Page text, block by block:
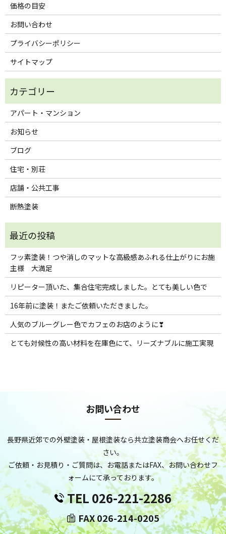
価格の目安
お問い合わせ
プライバシーポリシー
サイトマップ
アパート・マンション
お知らせ
ブログ
住宅・別荘
店舗・公共工事
断熱塗装
フッ素塗装！つや消しのマットな高級感あふれる仕上がりにお施
主様 大満足
リピーター頂いた、集合住宅完成しました。とても美しい色で
16年前に塗装！またご依頼いただきました。
人気のブルーグレー色でカフェのお店のように❣
とても対候性の高い材料を在庫色にて、リーズナブルに施工実現
お問い合わせ
長野県近郊での外壁塗装・屋根塗装なら共立塗装商会へお任せくだ
さい。
ご依頼・お見積り・ご質問は、お電話またはFAX、お問い合わせフ
ォームにて承っております。
TEL 026-221-2286
FAX 026-214-0205